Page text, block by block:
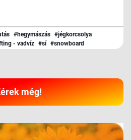
#hegymászás #jégkorcsolya
- vadvíz #sí #snowboard
még!